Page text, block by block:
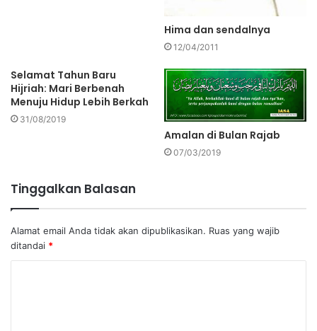
Hima dan sendalnya
12/04/2011
Selamat Tahun Baru
Hijriah: Mari Berbenah
Menuju Hidup Lebih Berkah
31/08/2019
Amalan di Bulan Rajab
07/03/2019
Tinggalkan Balasan
Alamat email Anda tidak akan dipublikasikan. Ruas yang wajib
ditandai *